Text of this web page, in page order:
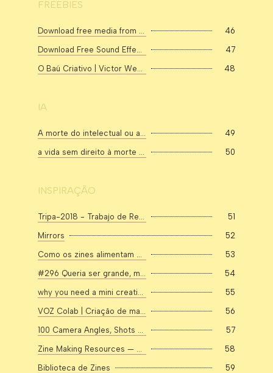
FREEBIES
Download free media from freesound_community | Pixabay 46
Download Free Sound Effects for Videos | Mixkit 47
O Baú Criativo | Victor Wendt 48
IA
A morte do intelectual ou a tessitura da autonomia 49
a vida sem direito à morte 50
INSPIRAÇÃO
Tripa-2018 - Trabajo de Registro e Investigación sobre Paisaje Argentino 51
Mirrors 52
Como os zines alimentam minha criatividade (mostrando minha coleção) 53
#296 Queria ser grande, mas desisti - by Bárbara Bom Angelo 54
why you need a mini creative project 55
VOZ Colab | Criação de marcas e conteúdos on Instagram: "Se a imperfeição é inevitável, por que não abraçá-la? Segundo artigo da @box1824, é o que as novas gerações estão fazendo." 56
100 Camera Angles, Shots and Movements in Filmmaking 57
Zine Making Resources — SARAH SHAY MIRK 58
Biblioteca de Zines 59